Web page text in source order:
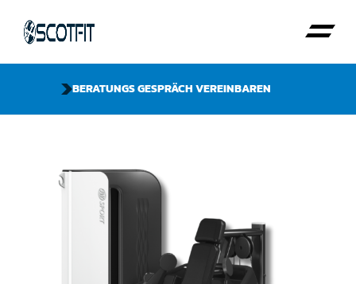
BERATUNGS GESPRÄCH VEREINBAREN